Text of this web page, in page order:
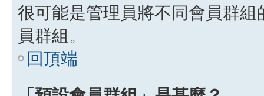
很可能是管理員將不同會員群
員群組。
回頂端